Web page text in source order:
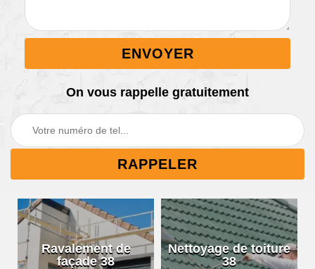
On vous rappelle gratuitement
Ravalement de
façade 38
Nettoyage de toiture
38